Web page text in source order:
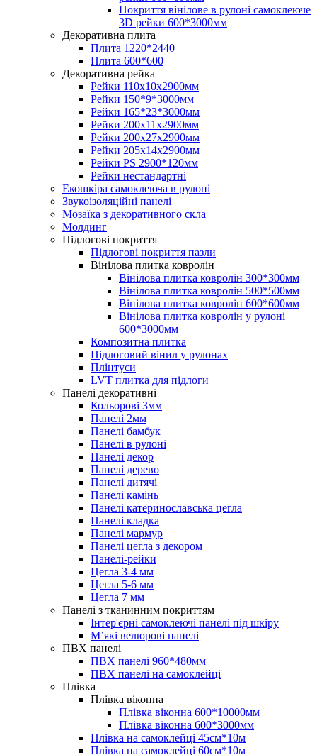
Покриття вінілове в рулоні самоклеюче
3D рейки 600*3000мм
Декоративна плита
Плита 1220*2440
Плита 600*600
Декоративна рейка
Рейки 110х10х2900мм
Рейки 150*9*3000мм
Рейки 165*23*3000мм
Рейки 200х11х2900мм
Рейки 200х27х2900мм
Рейки 205х14х2900мм
Рейки PS 2900*120мм
Рейки нестандартні
Екошкіра самоклеюча в рулоні
Звукоізоляційні панелі
Мозаїка з декоративного скла
Молдинг
Підлогові покриття
Підлогові покриття пазли
Вінілова плитка ковролін
Вінілова плитка ковролін 300*300мм
Вінілова плитка ковролін 500*500мм
Вінілова плитка ковролін 600*600мм
Вінілова плитка ковролін у рулоні
600*3000мм
Композитна плитка
Підлоговий вінил у рулонах
Плінтуси
LVT плитка для підлоги
Панелі декоративні
Кольорові 3мм
Панелі 2мм
Панелі бамбук
Панелі в рулоні
Панелі декор
Панелі дерево
Панелі дитячі
Панелі камінь
Панелі катеринославська цегла
Панелі кладка
Панелі мармур
Панелі цегла з декором
Панелі-рейки
Цегла 3-4 мм
Цегла 5-6 мм
Цегла 7 мм
Панелі з тканинним покриттям
Інтер'єрні самоклеючі панелі під шкіру
Мʼякі велюрові панелі
ПВХ панелі
ПВХ панелі 960*480мм
ПВХ панелі на самоклейці
Плівка
Плівка віконна
Плівка віконна 600*10000мм
Плівка віконна 600*3000мм
Плівка на самоклейці 45см*10м
Плівка на самоклейці 60см*10м